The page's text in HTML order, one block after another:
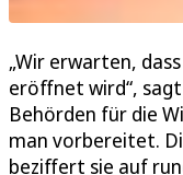
„Wir erwarten,
eröffnet wird“,
Behörden für die
man vorbereitet.
beziffert sie auf